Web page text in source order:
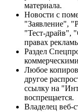
материала.
Новости с
"Заявление",
"Тест-драйв",
правах
Раздел
Любое
другое
ссылку на
воспрещается.
Владелец веб-